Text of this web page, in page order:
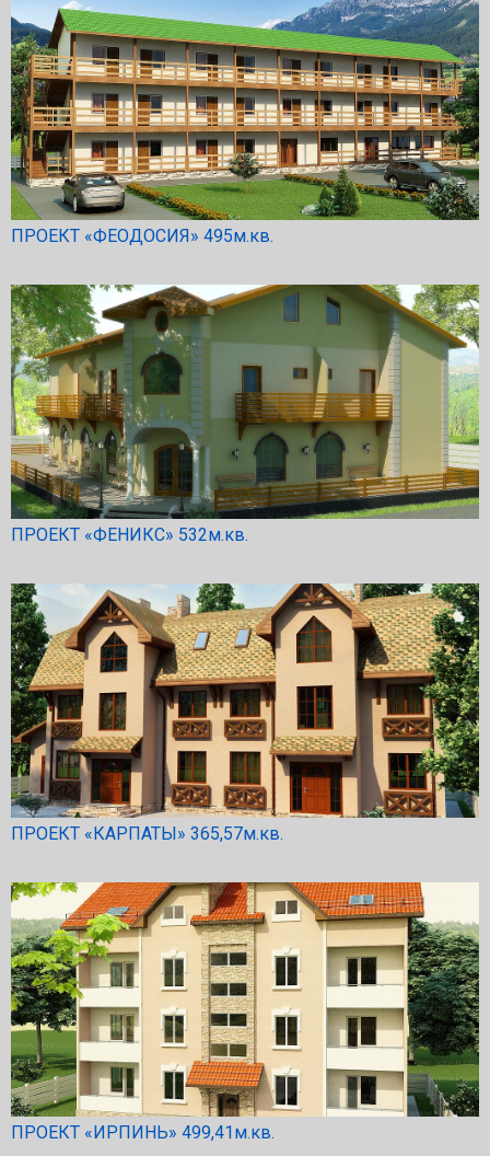
ПРОЕКТ «ФЕОДОСИЯ» 495м.кв.
ПРОЕКТ «ФЕНИКС» 532м.кв.
ПРОЕКТ «КАРПАТЫ» 365,57м.кв.
ПРОЕКТ «ИРПИНЬ» 499,41м.кв.